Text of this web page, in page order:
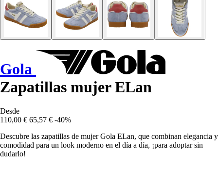
Gola
Zapatillas mujer ELan
Desde
110,00 € 65,57 € -40%
Descubre las zapatillas de mujer Gola ELan, que combinan elegancia y
comodidad para un look moderno en el día a día, ¡para adoptar sin
dudarlo!